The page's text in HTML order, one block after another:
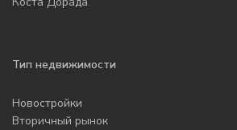
Тип недвижимости
Новостройки
Вторичный рынок